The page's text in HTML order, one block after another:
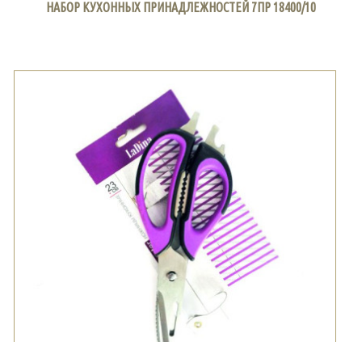
НАБОР КУХОННЫХ ПРИНАДЛЕЖНОСТЕЙ 7ПР 18400/10